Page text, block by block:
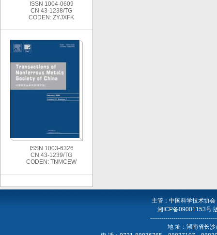
ISSN 1004-0609
CN 43-1238/TG
CODEN: ZYJXFK
ISSN 1003-6326
CN 43-1239/TG
CODEN: TNMCEW
主管：中国科学技术协
湘ICP备09001153号
地 址：湖南省长